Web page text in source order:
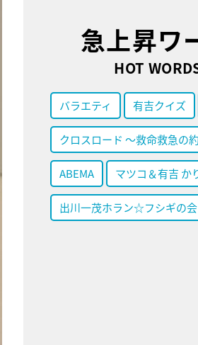
急上昇ワ
HOT
バラエティ 有吉クイズ
クロスロード ～救命救急の
ABEMA マツコ＆有吉 か
出川一茂ホラン☆フシギの会